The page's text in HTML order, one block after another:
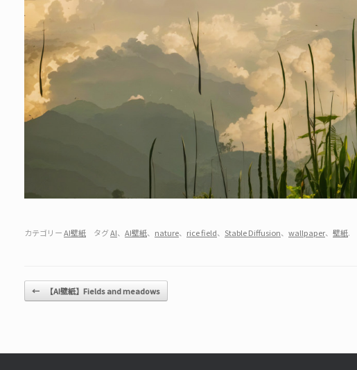
カテゴリーAI壁紙 タグAI、 AI壁紙、 nature、 rice field、 Stable Diffusion、 wallpaper、 壁紙.
投稿ナビゲーション
← 【AI壁紙】Fields and meadows